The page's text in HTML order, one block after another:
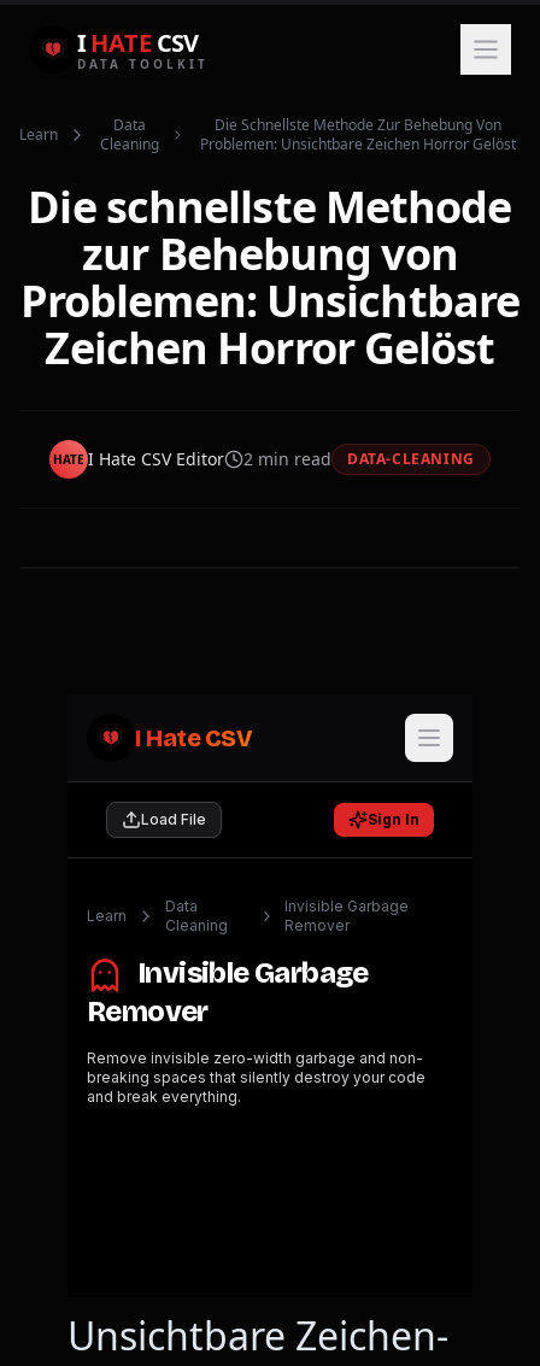
IHATE CSV
DATA TOOLKIT
Learn
Data
Cleaning
Die Schnellste Methode Zur Behebung Von
Problemen: Unsichtbare Zeichen Horror Gelöst
Die schnellste Methode
zur Behebung von
Problemen: Unsichtbare
Zeichen Horror Gelöst
HATE I Hate CSV Editor 2 min read DATA-CLEANING
Unsichtbare Zeichen-